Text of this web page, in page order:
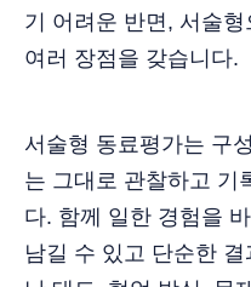
기 어려운 반면, 서술
여러 장점을 갖습니다.
서술형 동료평가는 구
는 그대로 관찰하고 기
다. 함께 일한 경험을
남길 수 있고 단순한